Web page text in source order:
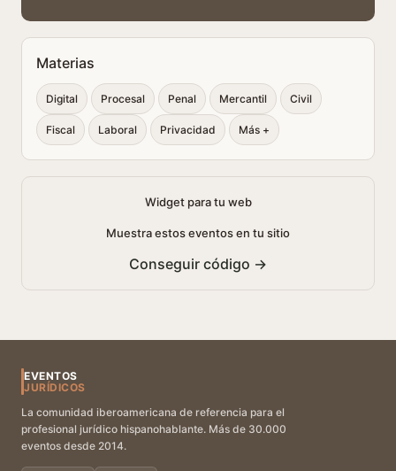
Materias
Digital Procesal Penal Mercantil Civil
Fiscal Laboral Privacidad Más +
Widget para tu web
Muestra estos eventos en tu sitio
Conseguir código →
EVENTOS
JURÍDICOS
La comunidad iberoamericana de referencia para el
profesional jurídico hispanohablante. Más de 30.000
eventos desde 2014.